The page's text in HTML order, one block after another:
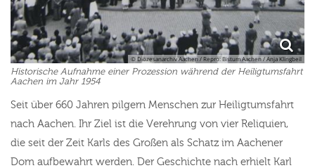
© Diözesanarchiv Aachen / Repro: Bistum Aachen / Anja Klingbeil
Historische Aufnahme einer Prozession während der Heiligtumsfahrt
Aachen im Jahr 1954
Seit über 660 Jahren pilgern Menschen zur Heiligtumsfahrt
nach Aachen. Ihr Ziel ist die Verehrung von vier Reliquien,
die seit der Zeit Karls des Großen als Schatz im Aachener
Dom aufbewahrt werden. Der Geschichte nach erhielt Karl